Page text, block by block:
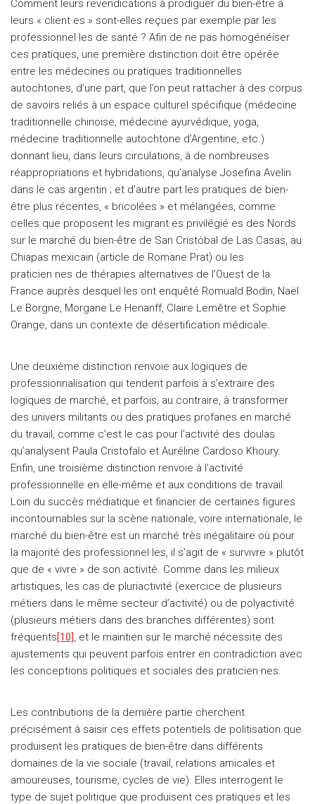
Comment leurs revendications à prodiguer du bien-être à
leurs « client·es » sont-elles reçues par exemple par les
professionnel·les de santé ? Afin de ne pas homogénéiser
ces pratiques, une première distinction doit être opérée
entre les médecines ou pratiques traditionnelles
autochtones, d’une part, que l’on peut rattacher à des corpus
de savoirs reliés à un espace culturel spécifique (médecine
traditionnelle chinoise, médecine ayurvédique, yoga,
médecine traditionnelle autochtone d’Argentine, etc.)
donnant lieu, dans leurs circulations, à de nombreuses
réappropriations et hybridations, qu’analyse Josefina Avelin
dans le cas argentin ; et d’autre part les pratiques de bien-
être plus récentes, « bricolées » et mélangées, comme
celles que proposent les migrant·es privilégié·es des Nords
sur le marché du bien-être de San Cristóbal de Las Casas, au
Chiapas mexicain (article de Romane Prat) ou les
praticien·nes de thérapies alternatives de l’Ouest de la
France auprès desquel·les ont enquêté Romuald Bodin, Naël
Le Borgne, Morgane Le Henanff, Claire Lemêtre et Sophie
Orange, dans un contexte de désertification médicale.
Une deuxième distinction renvoie aux logiques de
professionnalisation qui tendent parfois à s’extraire des
logiques de marché, et parfois, au contraire, à transformer
des univers militants ou des pratiques profanes en marché
du travail, comme c’est le cas pour l’activité des doulas
qu’analysent Paula Cristofalo et Auréline Cardoso Khoury.
Enfin, une troisième distinction renvoie à l’activité
professionnelle en elle-même et aux conditions de travail.
Loin du succès médiatique et financier de certaines figures
incontournables sur la scène nationale, voire internationale, le
marché du bien-être est un marché très inégalitaire où pour
la majorité des professionnel·les, il s’agit de « survivre » plutôt
que de « vivre » de son activité. Comme dans les milieux
artistiques, les cas de pluriactivité (exercice de plusieurs
métiers dans le même secteur d’activité) ou de polyactivité
(plusieurs métiers dans des branches différentes) sont
fréquents[10], et le maintien sur le marché nécessite des
ajustements qui peuvent parfois entrer en contradiction avec
les conceptions politiques et sociales des praticien·nes.
Les contributions de la dernière partie cherchent
précisément à saisir ces effets potentiels de politisation que
produisent les pratiques de bien-être dans différents
domaines de la vie sociale (travail, relations amicales et
amoureuses, tourisme, cycles de vie). Elles interrogent le
type de sujet politique que produisent ces pratiques et les